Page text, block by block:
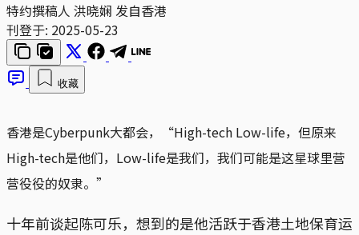
特约撰稿人 洪晓娴 发自香港
刊登于: 2025-05-23
收藏
香港是Cyberpunk大都会，“High-tech Low-life，但原来
High-tech是他们，Low-life是我们，我们可能是这星球里营
营役役的奴隶。”
十年前谈起陈可乐，想到的是他活跃于香港土地保育运